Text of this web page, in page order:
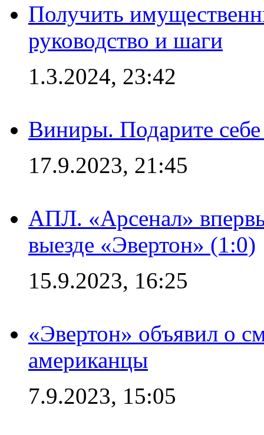
Получить
руководство и шаги
1.3.2024, 23:42
Виниры. Подарите
17.9.2023, 21:45
АПЛ. «Арсенал»
выезде «Эвертон» (1:0)
15.9.2023, 16:25
«Эвертон» объявил о
американцы
7.9.2023, 15:05